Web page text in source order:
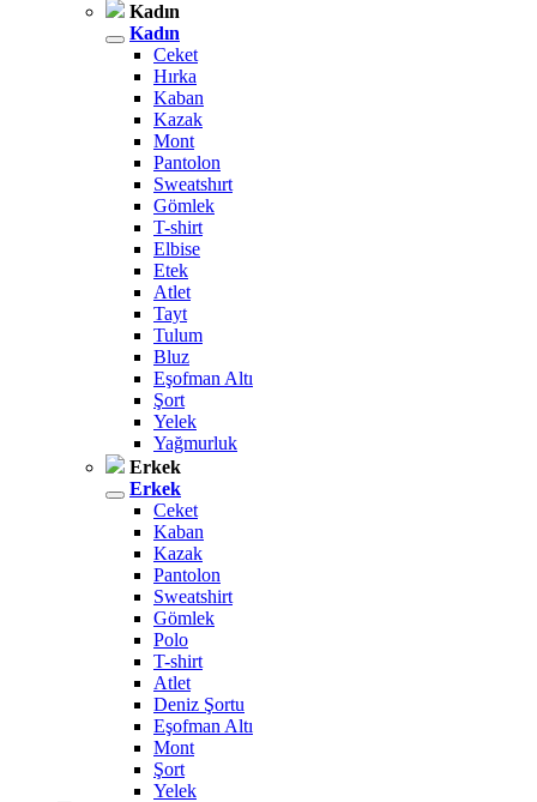
Kadın
Kadın
Ceket
Hırka
Kaban
Kazak
Mont
Pantolon
Sweatshırt
Gömlek
T-shirt
Elbise
Etek
Atlet
Tayt
Tulum
Bluz
Eşofman Altı
Şort
Yelek
Yağmurluk
Erkek
Erkek
Ceket
Kaban
Kazak
Pantolon
Sweatshirt
Gömlek
Polo
T-shirt
Atlet
Deniz Şortu
Eşofman Altı
Mont
Şort
Yelek